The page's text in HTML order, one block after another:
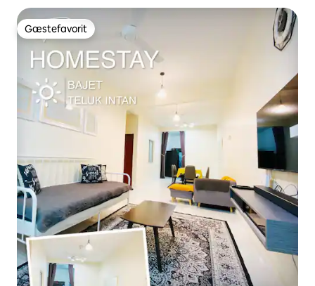
Gæstefavorit
Gæstefavorit